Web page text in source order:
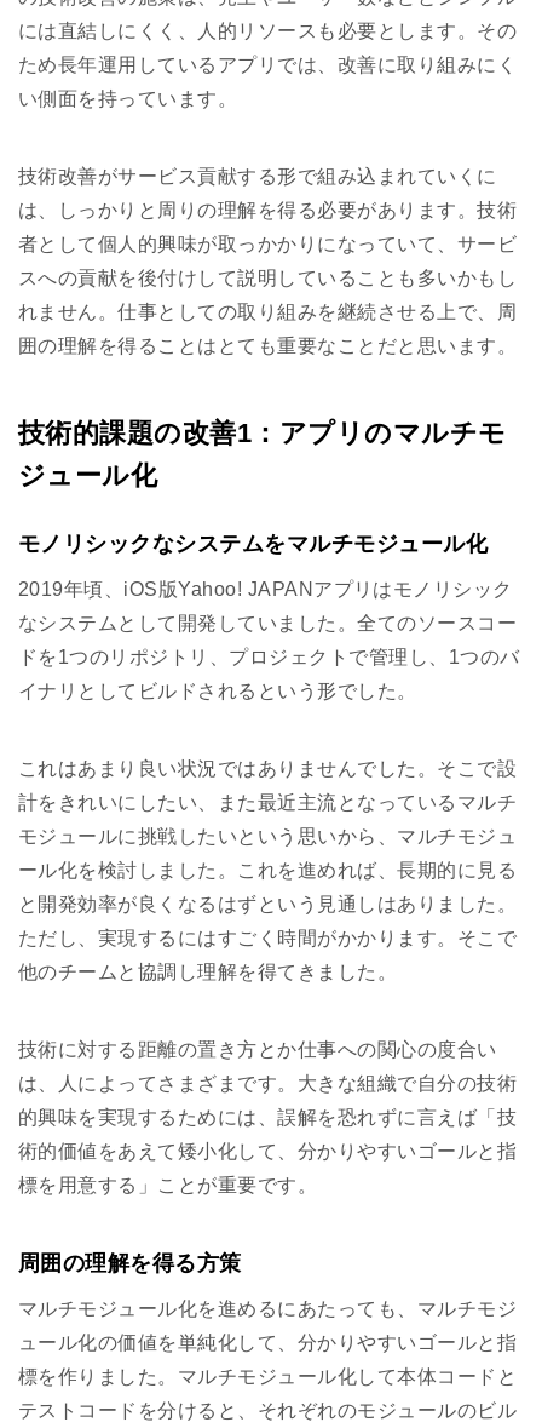
には直結しにくく、人的リソースも必要とします。その
ため長年運用しているアプリでは、改善に取り組みにく
い側面を持っています。
技術改善がサービス貢献する形で組み込まれていくに
は、しっかりと周りの理解を得る必要があります。技術
者として個人的興味が取っかかりになっていて、サービ
スへの貢献を後付けして説明していることも多いかもし
れません。仕事としての取り組みを継続させる上で、周
囲の理解を得ることはとても重要なことだと思います。
技術的課題の改善1：アプリのマルチモ
ジュール化
モノリシックなシステムをマルチモジュール化
2019年頃、iOS版Yahoo! JAPANアプリはモノリシック
なシステムとして開発していました。全てのソースコー
ドを1つのリポジトリ、プロジェクトで管理し、1つのバ
イナリとしてビルドされるという形でした。
これはあまり良い状況ではありませんでした。そこで設
計をきれいにしたい、また最近主流となっているマルチ
モジュールに挑戦したいという思いから、マルチモジュ
ール化を検討しました。これを進めれば、長期的に見る
と開発効率が良くなるはずという見通しはありました。
ただし、実現するにはすごく時間がかかります。そこで
他のチームと協調し理解を得てきました。
技術に対する距離の置き方とか仕事への関心の度合い
は、人によってさまざまです。大きな組織で自分の技術
的興味を実現するためには、誤解を恐れずに言えば「技
術的価値をあえて矮小化して、分かりやすいゴールと指
標を用意する」ことが重要です。
周囲の理解を得る方策
マルチモジュール化を進めるにあたっても、マルチモジ
ュール化の価値を単純化して、分かりやすいゴールと指
標を作りました。マルチモジュール化して本体コードと
テストコードを分けると、それぞれのモジュールのビル